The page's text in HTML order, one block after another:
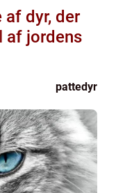
af dyr, der
af jordens
pattedyr